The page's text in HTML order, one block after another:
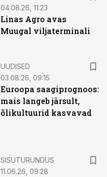
04.08.26, 11:23
Linas Agro avas
Muugal viljaterminali
UUDISED
03.08.26, 09:15
Euroopa saagiprognoos:
mais langeb järsult,
õlikultuurid kasvavad
SISUTURUNDUS
11.06.26, 09:28